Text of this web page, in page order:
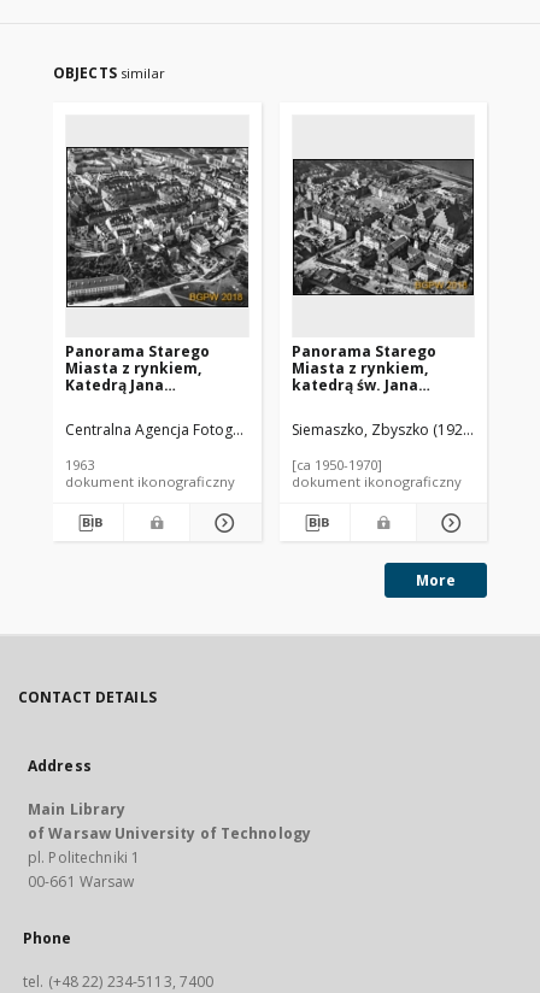
OBJECTS similar
Panorama Starego
Miasta z rynkiem,
Katedrą Jana
Barbakanem, widok
lotniczy od strony
fragmentem Placu
Krasińskich i kościołem
Najświętszej Maryi
Panny Królowej Polski
Centralna Agencja Fotograficzna. Instytucja sprawcza
1963
dokument ikonograficzny
Panorama Starego
Miasta z rynkiem,
katedrą św. Jana
Matki Bożej Łaskawej i
kościolem św. Marcina
widok lotniczy od
strony ulicy Podwale w
Gdańskiego, Warszawa
Siemaszko, Zbyszko (1925-2015).
[ca 1950-1970]
dokument ikonograficzny
More
CONTACT DETAILS
Address
Main Library
of Warsaw University of Technology
pl. Politechniki 1
00-661 Warsaw
Phone
tel. (+48 22) 234-5113, 7400